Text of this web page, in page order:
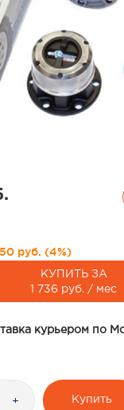
руб. (4%)
КУПИТЬ ЗА
1 736 руб. / мес
курьером по
+ Купить